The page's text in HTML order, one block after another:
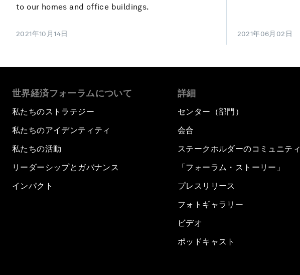
to our homes and office buildings.
2021年10月14日 2021年06月02日
世界経済フォーラムについて
私たちのストラテジー
私たちのアイデンティティ
私たちの活動
リーダーシップとガバナンス
インパクト
詳細
センター（部門）
会合
ステークホルダーのコミュニティ
「フォーラム・ストーリー」
プレスリリース
フォトギャラリー
ビデオ
ポッドキャスト